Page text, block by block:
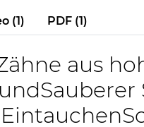
(1) PDF (1)
aus